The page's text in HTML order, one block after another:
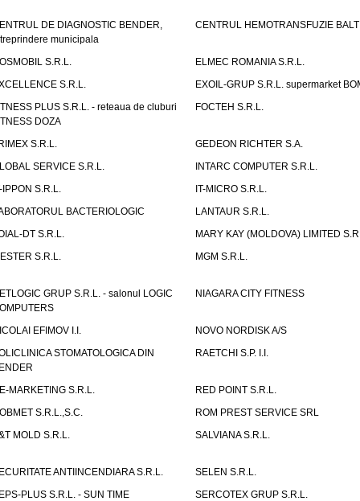
DE DIAGNOSTIC BENDER,
municipala
CENTRUL HEMOTRANSFUZIE
S.R.L.
ELMEC ROMANIA S.R.L.
S.R.L.
EXOIL-GRUP S.R.L. supermarket
PLUS S.R.L. - reteaua de cluburi
DOZA
FOCTEH S.R.L.
S.R.L.
GEDEON RICHTER S.A.
SERVICE S.R.L.
INTARC COMPUTER S.R.L.
IPPON S.R.L.
IT-MICRO S.R.L.
BACTERIOLOGIC
LANTAUR S.R.L.
DT S.R.L.
MARY KAY (MOLDOVA) LIMITED
S.R.L.
MGM S.R.L.
GRUP S.R.L. - salonul LOGIC
NIAGARA CITY FITNESS
EFIMOV I.I.
NOVO NORDISK A/S
STOMATOLOGICA DIN
RAETCHI S.P. I.I.
MARKETING S.R.L.
RED POINT S.R.L.
S.R.L.,S.C.
ROM PREST SERVICE SRL
MOLD S.R.L.
SALVIANA S.R.L.
ANTIINCENDIARA S.R.L.
SELEN S.R.L.
PLUS S.R.L. - SUN TIME
SERCOTEX GRUP S.R.L.